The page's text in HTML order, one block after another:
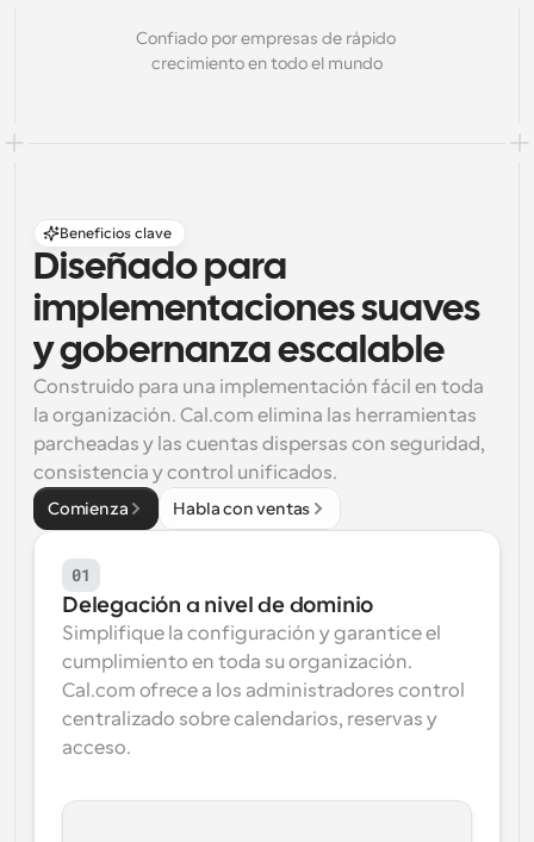
Confiado por empresas de rápido
crecimiento en todo el mundo
Beneficios clave
Diseñado para
implementaciones suaves
y gobernanza escalable
Construido para una implementación fácil en toda
la organización. Cal.com elimina las herramientas
parcheadas y las cuentas dispersas con seguridad,
consistencia y control unificados.
Comienza Habla con ventas
01
Delegación a nivel de dominio
Simplifique la configuración y garantice el
cumplimiento en toda su organización.
Cal.com ofrece a los administradores control
centralizado sobre calendarios, reservas y
acceso.